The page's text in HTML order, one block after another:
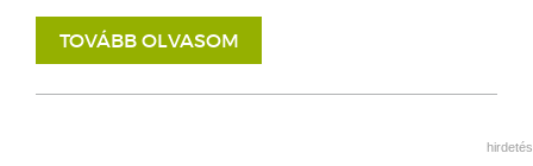
TOVÁBB OLVASOM
hirdetés